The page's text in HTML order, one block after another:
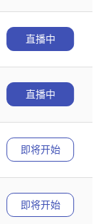
直播中
直播中
即将开始
即将开始